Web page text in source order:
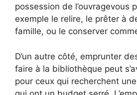
possession de l’ouvragevous
exemple le relire, le prêter à
famille, ou le conserver
D’un autre côté, emprunter
faire à la bibliothèque peut
pour ceux qui recherchent